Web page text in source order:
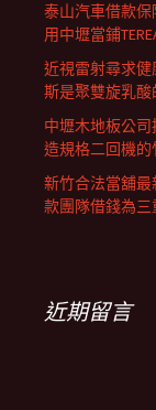
泰山汽車借款
用中壢當鋪
近視雷射尋求
斯是聚雙旋乳酸
中壢木地板公
造規格二回機的
新竹合法當舖
款團隊借錢為
近期留言